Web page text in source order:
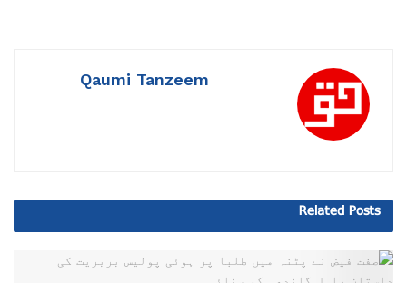
Qaumi Tanzeem
Related Posts